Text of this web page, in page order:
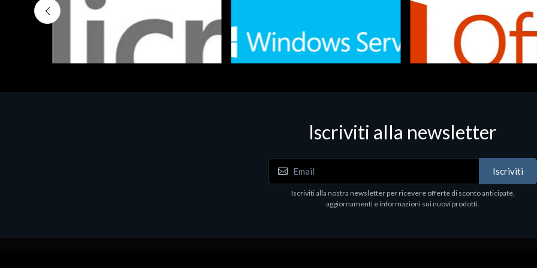
Software - Office Productivity Software - Office Productivity
Iscriviti alla newsletter
Iscriviti
Iscriviti alla nostra newsletter per ricevere offerte di sconto anticipate,
aggiornamenti e informazioni sui nuovi prodotti.